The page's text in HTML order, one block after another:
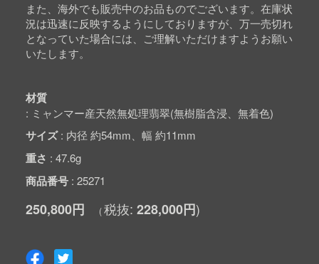
また、海外でも販売中のお品ものでございます。在庫状
況は迅速に反映するようにしておりますが、万一売切れ
となっていた場合には、ご理解いただけますようお願い
いたします。
材質
ミャンマー産天然無処理翡翠(無樹脂含浸、無着色)
サイズ 内径 約54mm、幅 約11mm
重さ 47.6g
商品番号 25271
250,800円 228,000円